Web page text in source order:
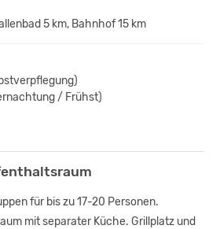
5 km, Bahnhof 15 km
/ Frühst)
für bis zu 17-20 Personen.
mit separater Küche. Grillplatz und